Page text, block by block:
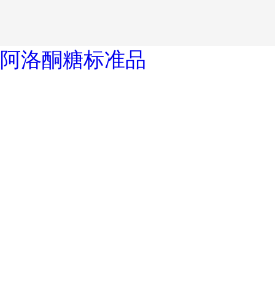
阿洛酮糖标准品